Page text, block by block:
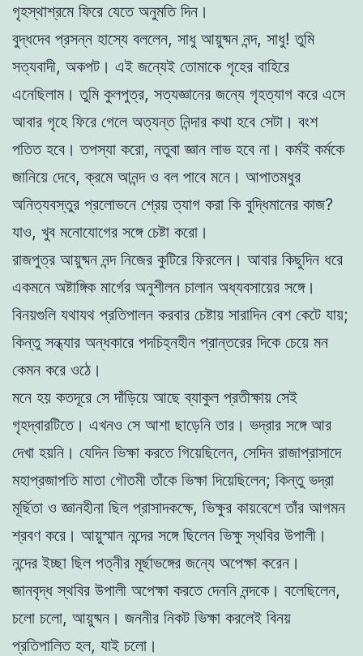
গৃহস্থাশ্রমে ফিরে যেতে অনুমতি দিন।
বুদ্ধদেব প্রসন্ন হাস্যে বললেন, সাধু আয়ুষ্মন নন্দ, সাধু! তুমি
সত্যবাদী, অকপট। এই জন্যেই তোমাকে গৃহের বাহিরে
এনেছিলাম। তুমি কুলপুত্র, সত্যজ্ঞানের জন্যে গৃহত্যাগ করে এসে
আবার গৃহে ফিরে গেলে অত্যন্ত নিন্দার কথা হবে সেটা। বংশ
পতিত হবে। তপস্যা করো, নতুবা জ্ঞান লাভ হবে না। কর্মই কর্মকে
জানিয়ে দেবে, ক্রমে আনন্দ ও বল পাবে মনে। আপাতমধুর
অনিত্যবস্তুর প্রলোভনে শ্রেয় ত্যাগ করা কি বুদ্ধিমানের কাজ?
যাও, খুব মনোযোগের সঙ্গে চেষ্টা করো।
রাজপুত্র আয়ুষ্মন নন্দ নিজের কুটিরে ফিরলেন। আবার কিছুদিন ধরে
একমনে অষ্টাঙ্গিক মার্গের অনুশীলন চালান অধ্যবসায়ের সঙ্গে।
বিনয়গুলি যথাযথ প্রতিপালন করবার চেষ্টায় সারাদিন বেশ কেটে যায়;
কিন্তু সন্ধ্যার অন্ধকারে পদচিহ্নহীন প্রান্তরের দিকে চেয়ে মন
কেমন করে ওঠে।
মনে হয় কতদূরে সে দাঁড়িয়ে আছে ব্যাকুল প্রতীক্ষায় সেই
গৃহদ্বারটিতে। এখনও সে আশা ছাড়েনি তার। ভদ্রার সঙ্গে আর
দেখা হয়নি। যেদিন ভিক্ষা করতে গিয়েছিলেন, সেদিন রাজাপ্রাসাদে
মহাপ্রজাপতি মাতা গৌতমী তাঁকে ভিক্ষা দিয়েছিলেন; কিন্তু ভদ্রা
মূৰ্ছিতা ও জ্ঞানহীনা ছিল প্রাসাদকক্ষে, ভিক্ষুর কায়বেশে তাঁর আগমন
শ্রবণ করে। আয়ুস্মান নন্দের সঙ্গে ছিলেন ভিক্ষু স্থবির উপালী।
নন্দের ইচ্ছা ছিল পত্নীর মূৰ্ছাভঙ্গের জন্যে অপেক্ষা করেন।
জানবৃদ্ধ স্থবির উপালী অপেক্ষা করতে দেননি নন্দকে। বলেছিলেন,
চলো চলো, আয়ুষ্মন। জননীর নিকট ভিক্ষা করলেই বিনয়
প্রতিপালিত হল, যাই চলো।